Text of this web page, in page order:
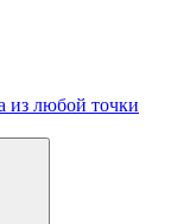
из любой точки